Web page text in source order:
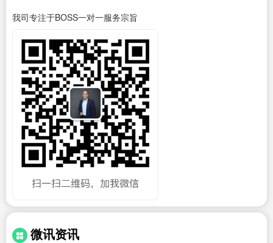
我司专注于BOSS一对一服务宗旨
微讯资讯